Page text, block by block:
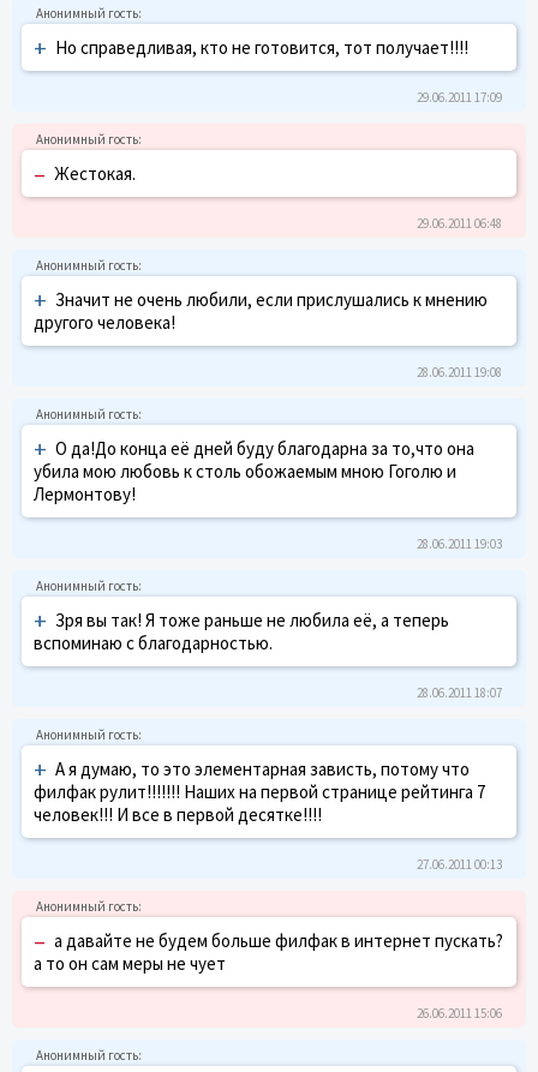
+ Но справедливая, кто не готовится, тот получает!!!!
29.06.2011 17:09
– Жестокая.
29.06.2011 06:48
+ Значит не очень любили, если прислушались к мнению
другого человека!
28.06.2011 19:08
+ О да!До конца её дней буду благодарна за то,что она
убила мою любовь к столь обожаемым мною Гоголю и
Лермонтову!
28.06.2011 19:03
+ Зря вы так! Я тоже раньше не любила её, а теперь
вспоминаю с благодарностью.
28.06.2011 18:07
+ А я думаю, то это элементарная зависть, потому что
филфак рулит!!!!!!! Наших на первой странице рейтинга 7
человек!!! И все в первой десятке!!!!
27.06.2011 00:13
– а давайте не будем больше филфак в интернет пускать?
а то он сам меры не чует
26.06.2011 15:06